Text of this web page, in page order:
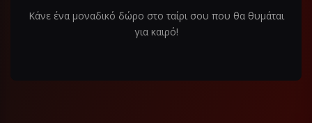
Κάνε ένα μοναδικό δώρο στο ταίρι σου που θα θυμάται
για καιρό!